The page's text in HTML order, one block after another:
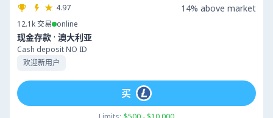
4.97
12.1k交易 online
现金存款 · 澳大利亚
Cash deposit NO ID
欢迎新用户
14% above market
买